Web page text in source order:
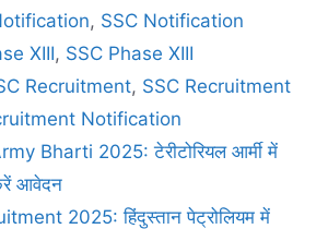
, SSC Notification
XIII, SSC Phase XIII
Recruitment, SSC Recruitment
Notification
Bharti 2025: टेरीटोरियल आर्मी में
आवेदन
2025: हिंदुस्तान पेट्रोलियम में